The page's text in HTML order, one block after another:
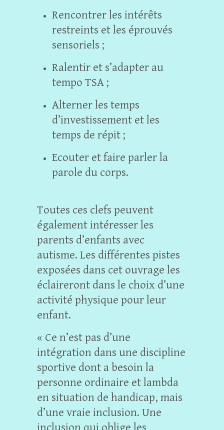
Rencontrer les intérêts
restreints et les éprouvés
sensoriels ;
Ralentir et s’adapter au
tempo TSA ;
Alterner les temps
d’investissement et les
temps de répit ;
Ecouter et faire parler la
parole du corps.
Toutes ces clefs peuvent
également intéresser les
parents d’enfants avec
autisme. Les différentes pistes
exposées dans cet ouvrage les
éclaireront dans le choix d’une
activité physique pour leur
enfant.
« Ce n’est pas d’une
intégration dans une discipline
sportive dont a besoin la
personne ordinaire et lambda
en situation de handicap, mais
d’une vraie inclusion. Une